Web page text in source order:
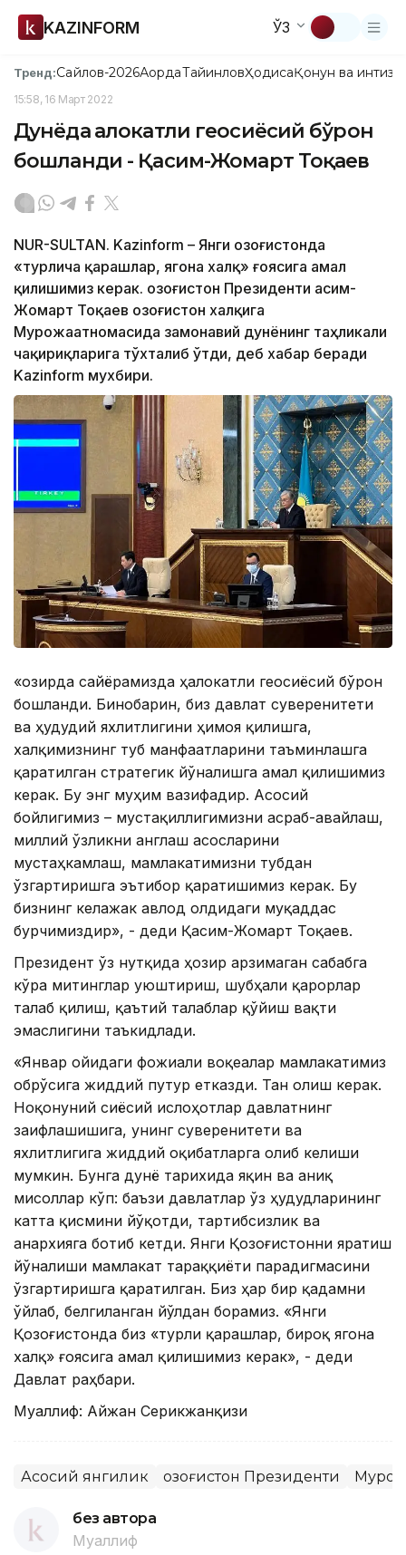
KAZINFORM ЎЗ
Тренд:Сайлов-2026АқордаТайинловҲодисаҚонун ва
15:58, 16 Март 2022
Дунёда ҳалокатли геосиёсий бўрон
бошланди - Қасим-Жомарт Тоқаев
NUR-SULTAN. Kazinform – Янги Қозоғистонда
«турлича қарашлар, ягона халқ» ғоясига амал
қилишимиз керак. Қозоғистон Президенти Қасим-
Жомарт Тоқаев Қозоғистон халқига
Мурожаатномасида замонавий дунёнинг таҳликали
чақириқларига тўхталиб ўтди, деб хабар беради
Kazinform мухбири.
«Ҳозирда сайёрамизда ҳалокатли геосиёсий бўрон
бошланди. Бинобарин, биз давлат суверенитети
ва ҳудудий яхлитлигини ҳимоя қилишга,
халқимизнинг туб манфаатларини таъминлашга
қаратилган стратегик йўналишга амал қилишимиз
керак. Бу энг муҳим вазифадир. Асосий
бойлигимиз – мустақиллигимизни асраб-авайлаш,
миллий ўзликни англаш асосларини
мустаҳкамлаш, мамлакатимизни тубдан
ўзгартиришга эътибор қаратишимиз керак. Бу
бизнинг келажак авлод олдидаги муқаддас
бурчимиздир», - деди Қасим-Жомарт Тоқаев.
Президент ўз нутқида ҳозир арзимаган сабабга
кўра митинглар уюштириш, шубҳали қарорлар
талаб қилиш, қаътий талаблар қўйиш вақти
эмаслигини таъкидлади.
«Январ ойидаги фожиали воқеалар мамлакатимиз
обрўсига жиддий путур етказди. Тан олиш керак.
Ноқонуний сиёсий ислоҳотлар давлатнинг
заифлашишига, унинг суверенитети ва
яхлитлигига жиддий оқибатларга олиб келиши
мумкин. Бунга дунё тарихида яқин ва аниқ
мисоллар кўп: баъзи давлатлар ўз ҳудудларининг
катта қисмини йўқотди, тартибсизлик ва
анархияга ботиб кетди. Янги Қозоғистонни яратиш
йўналиши мамлакат тараққиёти парадигмасини
ўзгартиришга қаратилган. Биз ҳар бир қадамни
ўйлаб, белгиланган йўлдан борамиз. «Янги
Қозоғистонда биз «турли қарашлар, бироқ ягона
халқ» ғоясига амал қилишимиз керак», - деди
Давлат раҳбари.
Муаллиф: Айжан Серикжанқизи
Асосий янгилик Қозоғистон Президенти
без автора
Муаллиф